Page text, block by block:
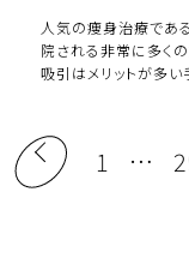
人気の痩身治療であ
院される非常に多く
吸引はメリットが多
1 …